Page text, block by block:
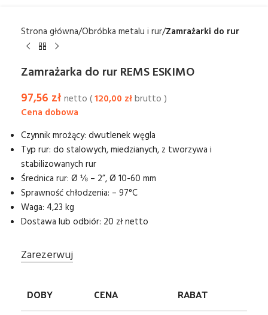
Strona główna Obróbka metalu i rur Zamrażarki do rur
Zamrażarka do rur REMS ESKIMO
97,56 zł netto (120,00 złbrutto )
Czynnik mrożący: dwutlenek węgla
Typ rur: do stalowych, miedzianych, z tworzywa i
stabilizowanych rur
Średnica rur: Ø ⅛ – 2”, Ø 10-60 mm
Sprawność chłodzenia: – 97°C
Waga: 4,23 kg
Dostawa lub odbiór: 20 zł netto
Zarezerwuj
DOBY CENA RABAT